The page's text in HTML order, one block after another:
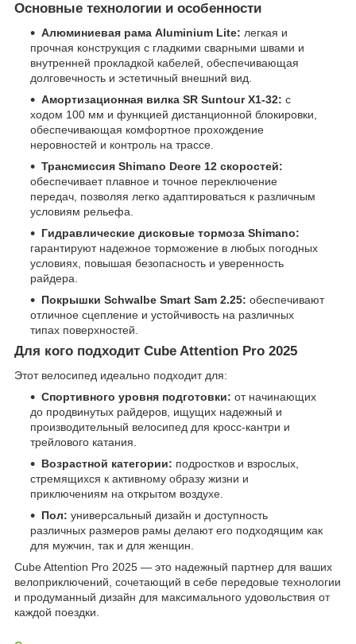
Основные технологии и особенности
Алюминиевая рама Aluminium Lite: легкая и
прочная конструкция с гладкими сварными швами и
внутренней прокладкой кабелей, обеспечивающая
долговечность и эстетичный внешний вид.
Амортизационная вилка SR Suntour X1-32: с
ходом 100 мм и функцией дистанционной блокировки,
обеспечивающая комфортное прохождение
неровностей и контроль на трассе.
Трансмиссия Shimano Deore 12 скоростей:
обеспечивает плавное и точное переключение
передач, позволяя легко адаптироваться к различным
условиям рельефа.
Гидравлические дисковые тормоза Shimano:
гарантируют надежное торможение в любых погодных
условиях, повышая безопасность и уверенность
райдера.
Покрышки Schwalbe Smart Sam 2.25: обеспечивают
отличное сцепление и устойчивость на различных
типах поверхностей.
Для кого подходит Cube Attention Pro 2025
Этот велосипед идеально подходит для:
Спортивного уровня подготовки: от начинающих
до продвинутых райдеров, ищущих надежный и
производительный велосипед для кросс-кантри и
трейлового катания.
Возрастной категории: подростков и взрослых,
стремящихся к активному образу жизни и
приключениям на открытом воздухе.
Пол: универсальный дизайн и доступность
различных размеров рамы делают его подходящим как
для мужчин, так и для женщин.
Cube Attention Pro 2025 — это надежный партнер для ваших
велоприключений, сочетающий в себе передовые технологии
и продуманный дизайн для максимального удовольствия от
каждой поездки.